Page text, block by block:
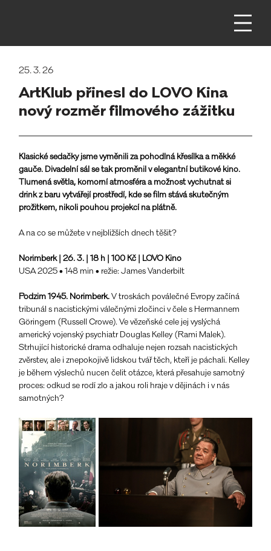
25. 3. 26
ArtKlub přinesl do LOVO Kina
nový rozměr filmového zážitku
Klasické sedačky jsme vyměnili za pohodlná křesílka a měkké
gauče. Divadelní sál se tak proměnil v elegantní butikové kino.
Tlumená světla, komorní atmosféra a možnost vychutnat si
drink z baru vytvářejí prostředí, kde se film stává skutečným
prožitkem, nikoli pouhou projekcí na plátně.
A na co se můžete v nejbližších dnech těšit?
Norimberk | 26. 3. | 18 h | 100 Kč | LOVO Kino
USA 2025 • 148 min • režie: James Vanderbilt
Podzim 1945. Norimberk. V troskách poválečné Evropy začíná
tribunál s nacistickými válečnými zločinci v čele s Hermannem
Göringem (Russell Crowe). Ve vězeňské cele jej vyslýchá
americký vojenský psychiatr Douglas Kelley (Rami Malek).
Strhující historické drama odhaluje nejen rozsah nacistických
zvěrstev, ale i znepokojivě lidskou tvář těch, kteří je páchali. Kelley
je během výslechů nucen čelit otázce, která přesahuje samotný
proces: odkud se rodí zlo a jakou roli hraje v dějinách i v nás
samotných?